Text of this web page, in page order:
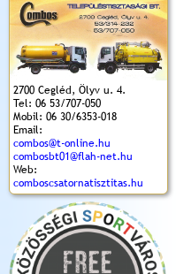
2700 Cegléd, Ölyv u. 4.
Tel: 06 53/707-050
Mobil: 06 30/6353-018
Email:
combos@t-online.hu
combosbt01@flah-net.hu
Web:
comboscsatornatisztitas.hu